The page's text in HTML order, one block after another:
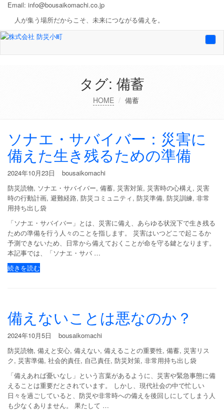
Email: info@bousaikomachi.co.jp
人が集う場所だからこそ、未来につながる備えを。
タグ: 備蓄
HOME 備蓄
ソナエ・サバイバー：災害に
備えた生き残るための準備
2024年10月23日
bousaikomachi
防災読物, ソナエ・サバイバー, 備蓄, 災害対策, 災害時の心構え , 災害
時の行動計画, 避難経路, 防災コミュニティ, 防災準備, 防災訓練, 非常
用持ち出し袋
「ソナエ・サバイバー」とは、災害に備え、あらゆる状況下で生き残る
ための準備を行う人々のことを指します。 災害はいつどこで起こるか
予測できないため、日常から備えておくことが命を守る鍵となります。
本記事では、「ソナエ・サバ …
続きを読む
備えないことは悪なのか？
2024年10月5日
bousaikomachi
防災読物, 備えと安心, 備えない, 備えることの重要性, 備蓄, 災害リス
ク, 災害準備, 社会的責任, 自己責任, 防災対策, 非常用持ち出し袋
「備えあれば憂いなし」という言葉があるように、災害や緊急事態に備
えることは重要だとされています。 しかし、現代社会の中で忙しい
日々を過ごしていると、防災や非常時への備えを後回しにしてしまう人
も少なくありません。 果たして …